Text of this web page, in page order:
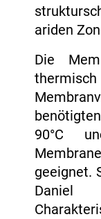
ariden
Die
90°C
geeignet.